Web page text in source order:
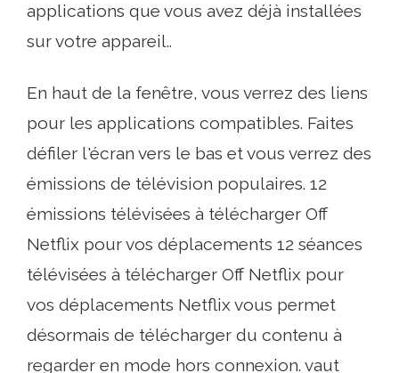
applications que vous avez déjà installées
sur votre appareil..
En haut de la fenêtre, vous verrez des liens
pour les applications compatibles. Faites
défiler l'écran vers le bas et vous verrez des
émissions de télévision populaires. 12
émissions télévisées à télécharger Off
Netflix pour vos déplacements 12 séances
télévisées à télécharger Off Netflix pour
vos déplacements Netflix vous permet
désormais de télécharger du contenu à
regarder en mode hors connexion. vaut